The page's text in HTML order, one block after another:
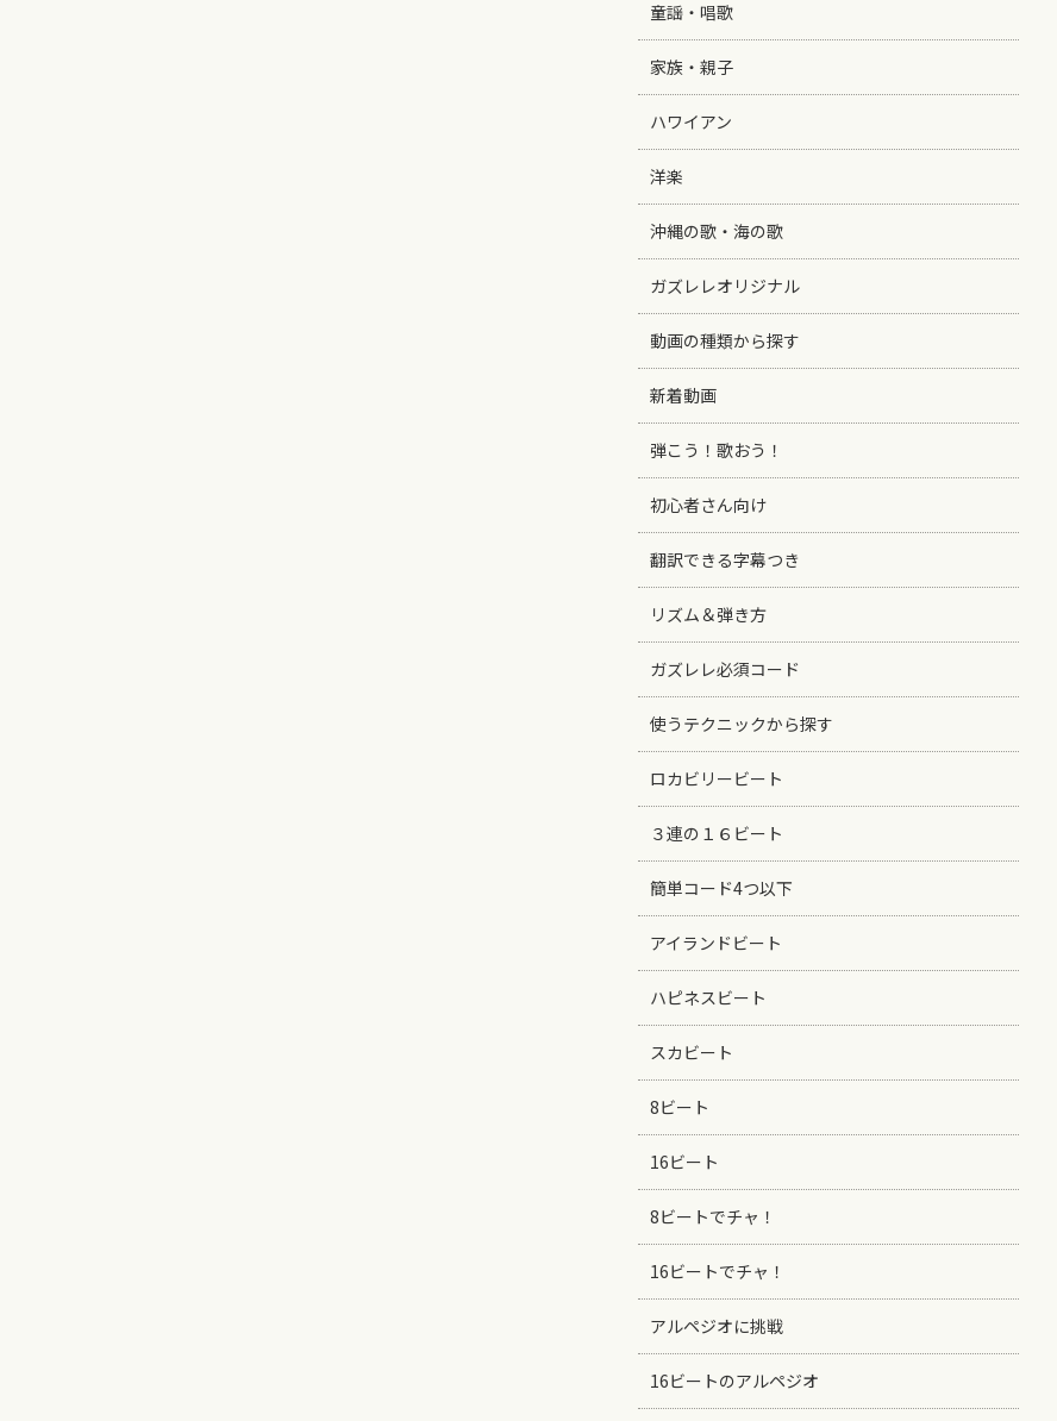
童謡・唱歌
家族・親子
ハワイアン
洋楽
沖縄の歌・海の歌
ガズレレオリジナル
動画の種類から探す
新着動画
弾こう！歌おう！
初心者さん向け
翻訳できる字幕つき
リズム＆弾き方
ガズレレ必須コード
使うテクニックから探す
ロカビリービート
３連の１６ビート
簡単コード4つ以下
アイランドビート
ハピネスビート
スカビート
8ビート
16ビート
8ビートでチャ！
16ビートでチャ！
アルペジオに挑戦
16ビートのアルペジオ